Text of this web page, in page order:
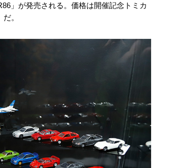
」が発売される。価格は開催記念トミカ
。